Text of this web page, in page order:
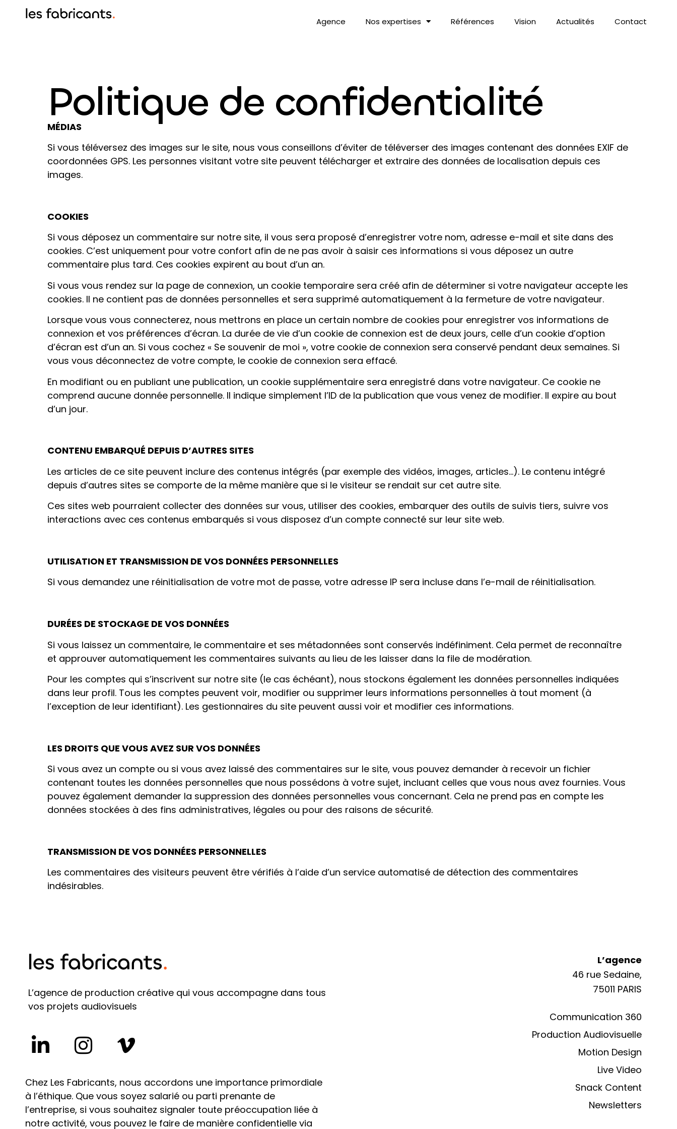
Agence Nos expertises Références Vision Actualités Contact
Politique de confidentialité
MÉDIAS
Si vous téléversez des images sur le site, nous vous conseillons d’éviter de téléverser des images contenant des données EXIF de
coordonnées GPS. Les personnes visitant votre site peuvent télécharger et extraire des données de localisation depuis ces
images.
COOKIES
Si vous déposez un commentaire sur notre site, il vous sera proposé d’enregistrer votre nom, adresse e-mail et site dans des
cookies. C’est uniquement pour votre confort afin de ne pas avoir à saisir ces informations si vous déposez un autre
commentaire plus tard. Ces cookies expirent au bout d’un an.
Si vous vous rendez sur la page de connexion, un cookie temporaire sera créé afin de déterminer si votre navigateur accepte les
cookies. Il ne contient pas de données personnelles et sera supprimé automatiquement à la fermeture de votre navigateur.
Lorsque vous vous connecterez, nous mettrons en place un certain nombre de cookies pour enregistrer vos informations de
connexion et vos préférences d’écran. La durée de vie d’un cookie de connexion est de deux jours, celle d’un cookie d’option
d’écran est d’un an. Si vous cochez « Se souvenir de moi », votre cookie de connexion sera conservé pendant deux semaines. Si
vous vous déconnectez de votre compte, le cookie de connexion sera effacé.
En modifiant ou en publiant une publication, un cookie supplémentaire sera enregistré dans votre navigateur. Ce cookie ne
comprend aucune donnée personnelle. Il indique simplement l’ID de la publication que vous venez de modifier. Il expire au bout
d’un jour.
CONTENU EMBARQUÉ DEPUIS D’AUTRES SITES
Les articles de ce site peuvent inclure des contenus intégrés (par exemple des vidéos, images, articles…). Le contenu intégré
depuis d’autres sites se comporte de la même manière que si le visiteur se rendait sur cet autre site.
Ces sites web pourraient collecter des données sur vous, utiliser des cookies, embarquer des outils de suivis tiers, suivre vos
interactions avec ces contenus embarqués si vous disposez d’un compte connecté sur leur site web.
UTILISATION ET TRANSMISSION DE VOS DONNÉES PERSONNELLES
Si vous demandez une réinitialisation de votre mot de passe, votre adresse IP sera incluse dans l’e-mail de réinitialisation.
DURÉES DE STOCKAGE DE VOS DONNÉES
Si vous laissez un commentaire, le commentaire et ses métadonnées sont conservés indéfiniment. Cela permet de reconnaître
et approuver automatiquement les commentaires suivants au lieu de les laisser dans la file de modération.
Pour les comptes qui s’inscrivent sur notre site (le cas échéant), nous stockons également les données personnelles indiquées
dans leur profil. Tous les comptes peuvent voir, modifier ou supprimer leurs informations personnelles à tout moment (à
l’exception de leur identifiant). Les gestionnaires du site peuvent aussi voir et modifier ces informations.
LES DROITS QUE VOUS AVEZ SUR VOS DONNÉES
Si vous avez un compte ou si vous avez laissé des commentaires sur le site, vous pouvez demander à recevoir un fichier
contenant toutes les données personnelles que nous possédons à votre sujet, incluant celles que vous nous avez fournies. Vous
pouvez également demander la suppression des données personnelles vous concernant. Cela ne prend pas en compte les
données stockées à des fins administratives, légales ou pour des raisons de sécurité.
TRANSMISSION DE VOS DONNÉES PERSONNELLES
Les commentaires des visiteurs peuvent être vérifiés à l’aide d’un service automatisé de détection des commentaires
indésirables.
L’agence de production créative qui vous accompagne dans tous
vos projets audiovisuels
Chez Les Fabricants, nous accordons une importance primordiale
à l’éthique. Que vous soyez salarié ou parti prenante de
l’entreprise, si vous souhaitez signaler toute préoccupation liée à
notre activité, vous pouvez le faire de manière confidentielle via
L’agence
46 rue Sedaine,
75011 PARIS
Communication 360
Production Audiovisuelle
Motion Design
Live Video
Snack Content
Newsletters